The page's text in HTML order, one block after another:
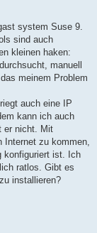
system Suse 9.
sind auch
kleinen haken:
manuell
meinem Problem
auch eine IP
kann ich auch
er nicht. Mit
zu kommen,
konfiguriert ist. Ich
ratlos. Gibt es
installieren?